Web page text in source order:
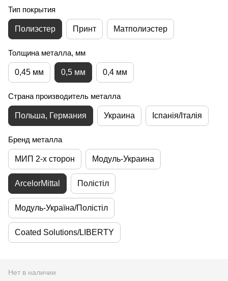
Тип покрытия
Полиэстер Принт Матполиэстер
Толщина металла, мм
0,45 мм 0,5 мм 0,4 мм
Страна производитель металла
Польша, Германия Украина Іспанія/Італія
Бренд металла
МИП 2-х сторон Модуль-Украина
ArcelorMittal Полістіл
Модуль-Україна/Полістіл
Coated Solutions/LIBERTY
Нет в наличии